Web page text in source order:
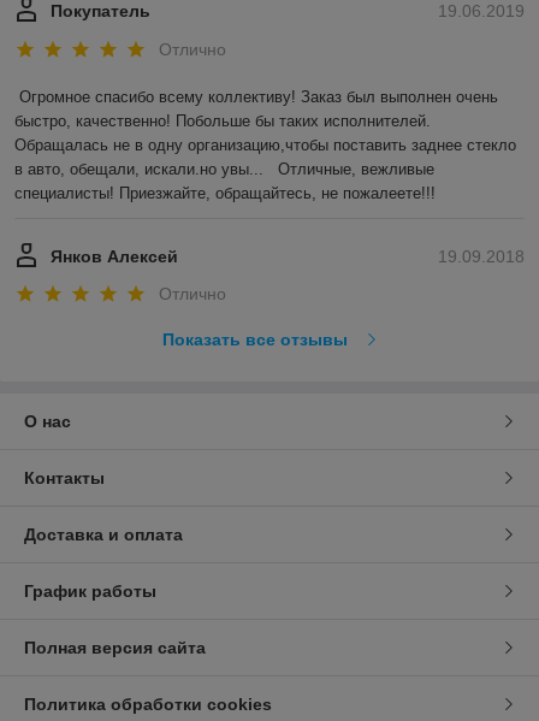
19.06.2019
Покупатель
Отлично
Огромное спасибо всему коллективу! Заказ был выполнен очень
быстро, качественно! Побольше бы таких исполнителей.
Обращалась не в одну организацию,чтобы поставить заднее стекло
в авто, обещали, искали.но увы...   Отличные, вежливые
специалисты! Приезжайте, обращайтесь, не пожалеете!!!
19.09.2018
Янков Алексей
Отлично
Показать все отзывы
О нас
Контакты
Доставка и оплата
График работы
Полная версия сайта
Политика обработки cookies